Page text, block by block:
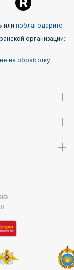
или поблагодарите
организации:
на обработку